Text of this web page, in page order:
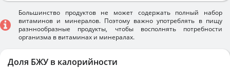
Большинство продуктов не может содержать полный набор
витаминов и минералов. Поэтому важно употреблять в пищу
разннообразные продукты, чтобы восполнять потребности
организма в витаминах и минералах.
Доля БЖУ в калорийности